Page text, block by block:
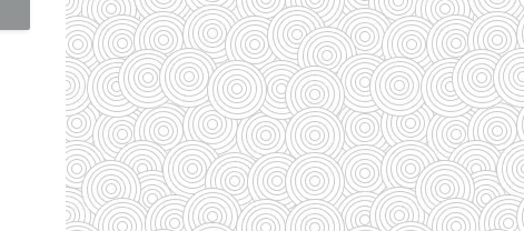
(33)
(35)
(58)
(95)
(83)